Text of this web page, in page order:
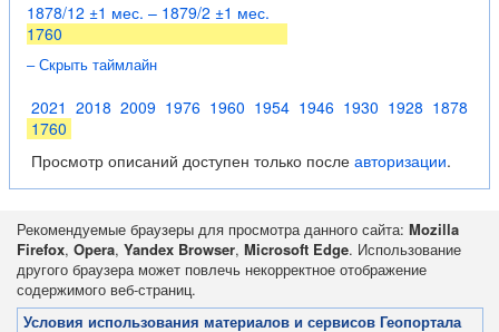
1878/12 ±1 мес. – 1879/2 ±1 мес.
1760
– Скрыть таймлайн
2021 2018 2009 1976 1960 1954 1946 1930 1928 1878
1760
Просмотр описаний доступен только после авторизации.
Рекомендуемые браузеры для просмотра данного сайта: Mozilla
Firefox, Opera, Yandex Browser, Microsoft Edge. Использование
другого браузера может повлечь некорректное отображение
содержимого веб-страниц.
Условия использования материалов и сервисов Геопортала